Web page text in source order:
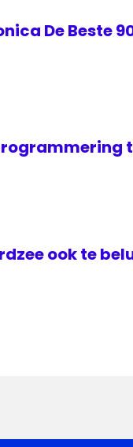
De Beste
ook te